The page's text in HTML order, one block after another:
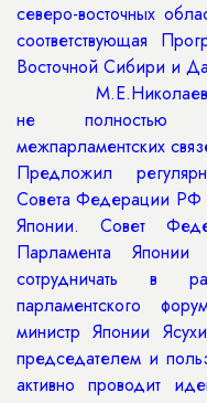
северо-восточных
соответствующая
Восточной Сибири и
М.Е.Николаев в
не полностью
межпарламентских
Предложил
Совета Федерации РФ
Японии. Совет
Парламента
сотрудничать в
парламентского
министр Японии
председателем и
активно проводит